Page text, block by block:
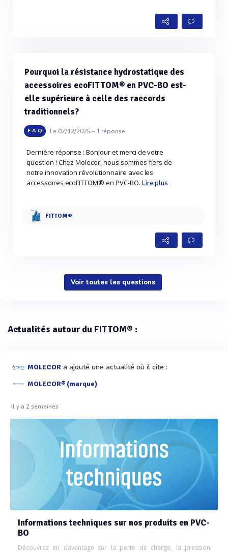
Pourquoi la résistance hydrostatique des
accessoires ecoFITTOM® en PVC-BO est-
elle supérieure à celle des raccords
traditionnels?
F.A.Q Le 02/12/2025 - 1réponse
Dernière réponse : Bonjour et merci de votre
question ! Chez Molecor, nous sommes fiers de
notre innovation révolutionnaire avec les
accessoires ecoFITTOM® en PVC-BO. Lire plus
FITTOM®
Voir toutes les questions
Actualités autour du FITTOM® :
MOLECOR a ajouté une actualité où il cite :
MOLECOR® (marque)
Il y a 2 semaines
Informations techniques sur nos produits en PVC-
BO
Découvrez en davantage sur la perte de charge, la pression